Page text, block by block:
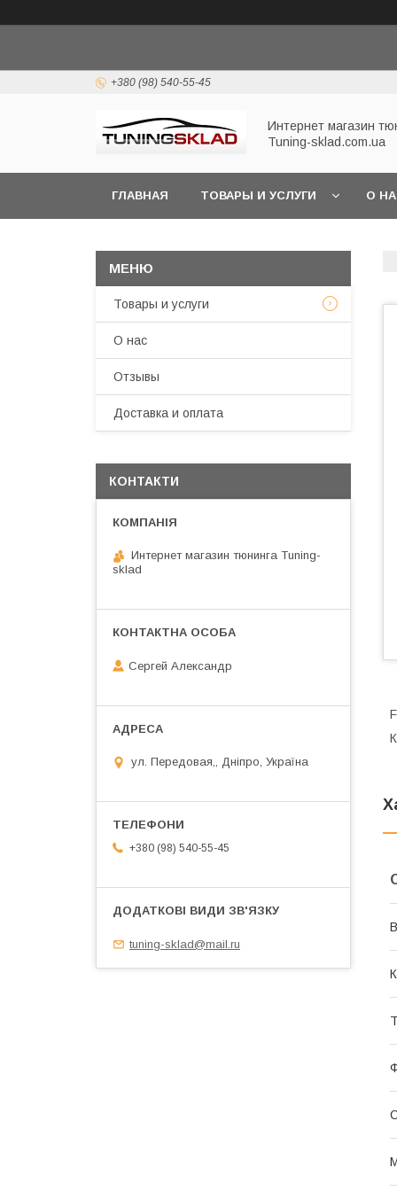
+380 (98) 540-55-45
Интернет магазин
Tuning-sklad.com.ua
ГЛАВНАЯ ТОВАРЫ И УСЛУГИ О
Товары и услуги
О нас
Отзывы
Доставка и оплата
КОНТАКТИ
Интернет магазин тюнинга Tuning-
sklad
Сергей Александр
ул. Передовая,, Дніпро, Україна
+380 (98) 540-55-45
tuning-sklad@mail.ru